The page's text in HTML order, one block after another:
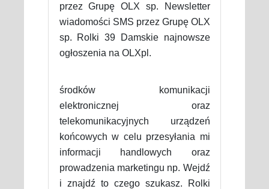
przez Grupę OLX sp. Newsletter
wiadomości SMS przez Grupę OLX
sp. Rolki 39 Damskie najnowsze
ogłoszenia na OLXpl.
środków komunikacji
elektronicznej oraz
telekomunikacyjnych urządzeń
końcowych w celu przesyłania mi
informacji handlowych oraz
prowadzenia marketingu np. Wejdź
i znajdź to czego szukasz. Rolki